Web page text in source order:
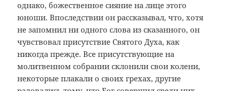
однако, божественное сияние на лице этого
юноши. Впоследствии он рассказывал, что, хотя
не запомнил ни одного слова из сказанного, он
чувствовал присутствие Святого Духа, как
никогда прежде. Все присутствующие на
молитвенном собрании склонили свои колени,
некоторые плакали о своих грехах, другие